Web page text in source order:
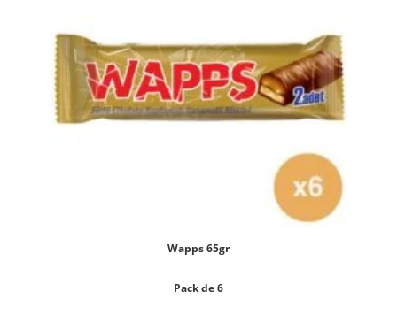
Wapps 65gr
Pack de 6